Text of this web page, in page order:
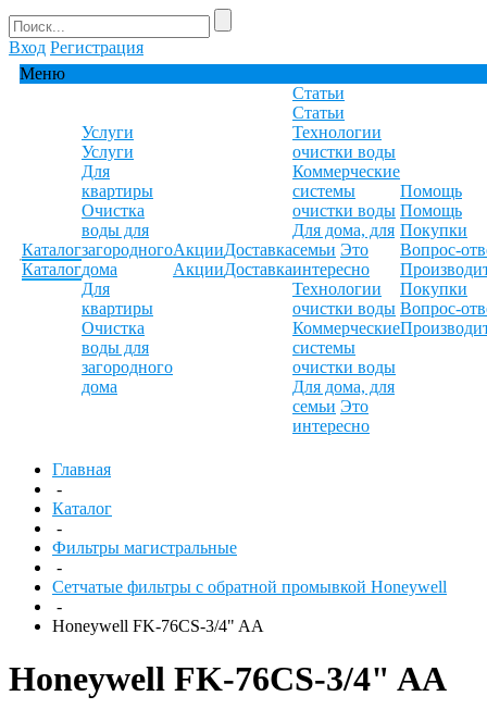
Вход Регистрация
Меню
Каталог
Каталог
Услуги
Услуги
Для
квартиры
Очистка
воды для
загородного
дома
Для
квартиры
Очистка
воды для
загородного
дома
Акции
Акции
Доставка
Доставка
Статьи
Статьи
Технологии
очистки воды
Коммерческие
системы
очистки воды
Для дома, для
семьи Это
интересно
Технологии
очистки воды
Коммерческие
системы
очистки воды
Для дома, для
семьи Это
интересно
Помощь
Помощь
Покупки
Вопрос-
Покупки
Вопрос-
Главная
-
Каталог
-
Фильтры магистральные
-
Сетчатые фильтры с обратной промывкой Honeywell
-
Honeywell FK-76CS-3/4" AA
Honeywell FK-76CS-3/4" AA